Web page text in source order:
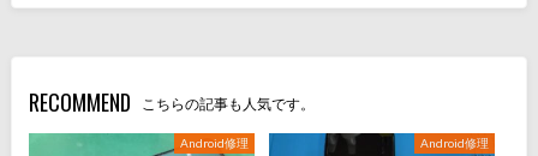
RECOMMEND こちらの記事も人気です。
Android修理 Android修理